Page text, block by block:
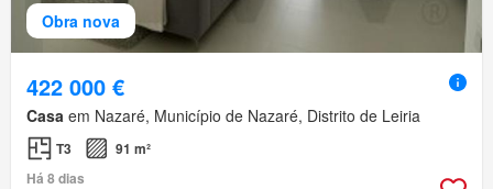
Obra nova
422 000 €
Casa em Nazaré, Município de Nazaré, Distrito de Leiria
T3
91 m²
Há 8 dias